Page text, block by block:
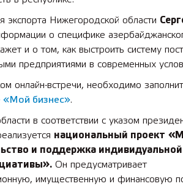
экспорта Нижегородской области
о специфике
и о том, как выстроить систему
предприятиями в современных
онлайн-встречи, необходимо
«Мой бизнес».
в соответствии с указом
национальный проект
и поддержка индивидуальной
Он предусматривает
имущественную и финансовую
сельскохозяйственного